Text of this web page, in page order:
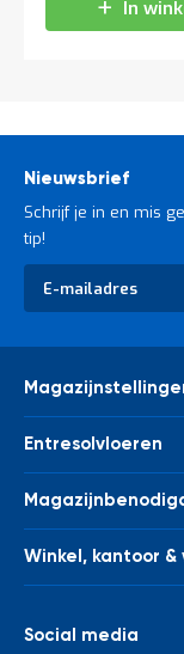
In
Nieuwsbrief
Schrijf je in en mis
tip!
Abonneer
op
Link 51 Palletstelling
Houten
Grootvakstelling
Stelling voor
Entresolvloeren
Trappen
Kolombeschermers
Werkbanken en
Winkel, kantoor
Afvalverwerking
Social media